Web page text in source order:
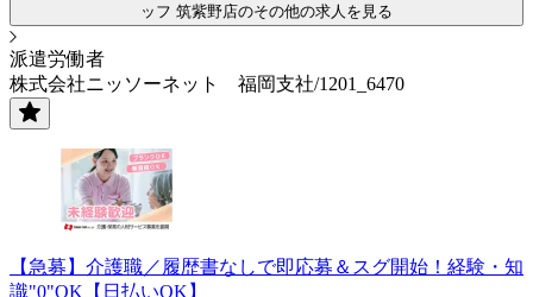
ッフ 筑紫野店のその他の求人を見る
派遣労働者
株式会社ニッソーネット 福岡支社/1201_6470
【急募】介護職／履歴書なしで即応募＆スグ開始！経験・知
識"0"OK【日払いOK】